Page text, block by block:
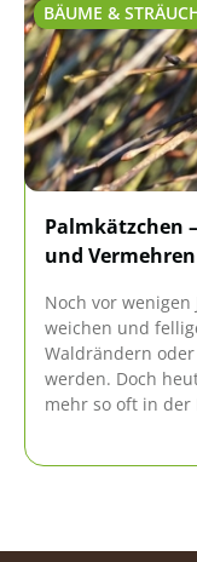
BÄUME &
Palmkätzchen
und Vermehren
Noch vor
weichen und
Waldrändern
werden. Doch
mehr so oft in
Palmkätzchen im
kultivieren. Die